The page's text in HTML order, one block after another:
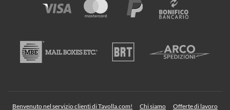
Benvenuto nel servizio clienti di Tavolla.com! Chi siamo Offerte di lavoro